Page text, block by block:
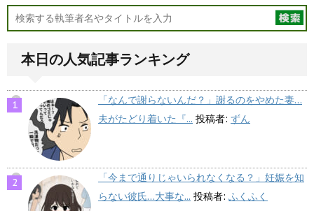
本日の人気記事ランキング
「なんで謝らないんだ？」謝るのをやめた妻…
夫がたどり着いた『... 投稿者: ずん
「今まで通りじゃいられなくなる？」妊娠を知
らない彼氏…大事な... 投稿者: ふくふく